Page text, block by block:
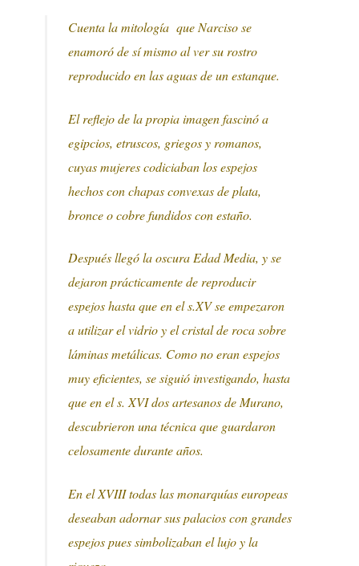
Cuenta la mitología que Narciso se
enamoró de sí mismo al ver su rostro
reproducido en las aguas de un estanque.
El reflejo de la propia imagen fascinó a
egipcios, etruscos, griegos y romanos,
cuyas mujeres codiciaban los espejos
hechos con chapas convexas de plata,
bronce o cobre fundidos con estaño.
Después llegó la oscura Edad Media, y se
dejaron prácticamente de reproducir
espejos hasta que en el s.XV se empezaron
a utilizar el vidrio y el cristal de roca sobre
láminas metálicas. Como no eran espejos
muy eficientes, se siguió investigando, hasta
que en el s. XVI dos artesanos de Murano,
descubrieron una técnica que guardaron
celosamente durante años.
En el XVIII todas las monarquías europeas
deseaban adornar sus palacios con grandes
espejos pues simbolizaban el lujo y la